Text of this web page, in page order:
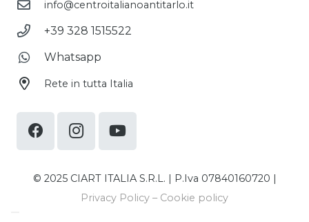
info@centroitalianoantitarlo.it
+39 328 1515522
Whatsapp
Rete in tutta Italia
© 2025 CIART ITALIA S.R.L. | P.Iva 07840160720 |
Privacy Policy – Cookie policy